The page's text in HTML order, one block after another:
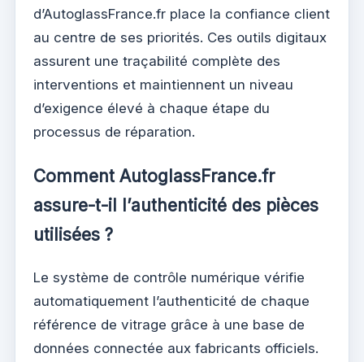
d’AutoglassFrance.fr place la confiance client
au centre de ses priorités. Ces outils digitaux
assurent une traçabilité complète des
interventions et maintiennent un niveau
d’exigence élevé à chaque étape du
processus de réparation.
Comment AutoglassFrance.fr
assure-t-il l’authenticité des pièces
utilisées ?
Le système de contrôle numérique vérifie
automatiquement l’authenticité de chaque
référence de vitrage grâce à une base de
données connectée aux fabricants officiels.